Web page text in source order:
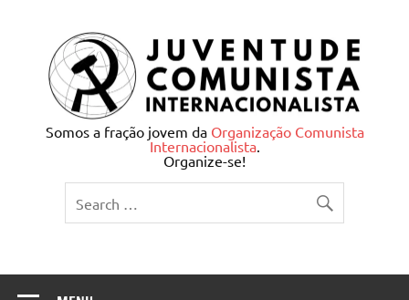
Juventude Comunista
Internacionalista
Somos a fração jovem da Organização Comunista
Internacionalista.
Organize-se!